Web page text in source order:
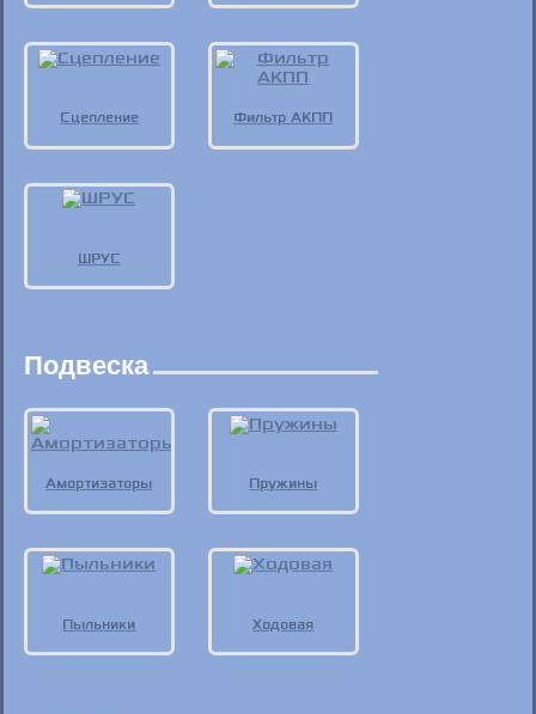
Сцепление Фильтр АКПП
ШРУС
Подвеска
Амортизаторы Пружины
Пыльники Ходовая